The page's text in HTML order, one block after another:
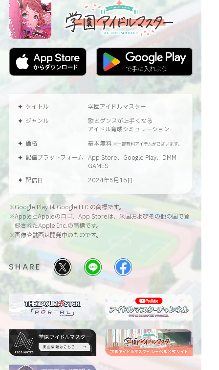
タイトル
学園アイドルマスター
ジャンル
歌とダンスが上手くなる
アイドル育成シミュレーション
価格
基本無料 ※一部有料アイテムがございます。
配信プラットフォーム App Store、Google Play、DMM
GAMES
配信日
2024年5月16日
※Google Play は Google LLC の商標です。
※AppleとAppleのロゴ、App Storeは、米国およびその他の国で登
録されたApple Inc.の商標です。
※画像や動画は開発中のものです。
SHARE